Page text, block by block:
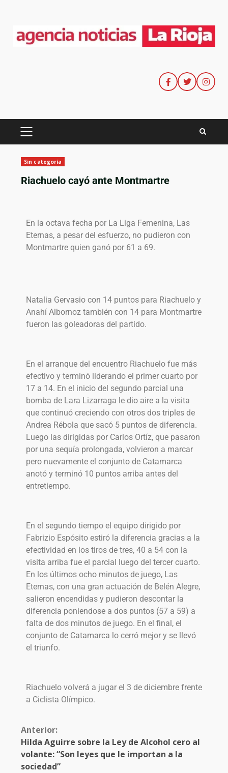
Sin categoría
Riachuelo cayó ante Montmartre
En la octava fecha por La Liga Femenina, Las
Eternas, a pesar del esfuerzo, no pudieron con
Montmartre quien ganó por 61 a 69.
Natalia Gervasio con 14 puntos para Riachuelo y
Anahí Albornoz también con 14 para Montmartre
fueron las goleadoras del partido.
En el arranque del encuentro Riachuelo fue más
efectivo y terminó liderando el primer cuarto por
17 a 14. En el inicio del segundo parcial una
bomba de Lara Lizarraga le dio aire a la visita
que continuó creciendo con otros dos triples de
Andrea Rébola que sacó 5 puntos de diferencia.
Luego las dirigidas por Carlos Ortíz, que pasaron
por una sequía prolongada, volvieron a marcar
pero nuevamente el conjunto de Catamarca
anotó y terminó 10 puntos arriba antes del
entretiempo.
En el segundo tiempo el equipo dirigido por
Fabrizio Espósito estiró la diferencia gracias a la
efectividad en los tiros de tres, 40 a 54 con la
visita arriba fue el parcial luego del tercer cuarto.
En los últimos ocho minutos de juego, Las
Eternas, con una gran actuación de Belén Alegre,
salieron encendidas y pudieron descontar la
diferencia poniendose a dos puntos (57 a 59) a
falta de dos minutos de juego. En el final, el
conjunto de Catamarca lo cerró mejor y se llevó
el triunfo.
Riachuelo volverá a jugar el 3 de diciembre frente
a Ciclista Olímpico.
Anterior:
Hilda Aguirre sobre la Ley de Alcohol cero al
volante: “Son leyes que le importan a la
sociedad”